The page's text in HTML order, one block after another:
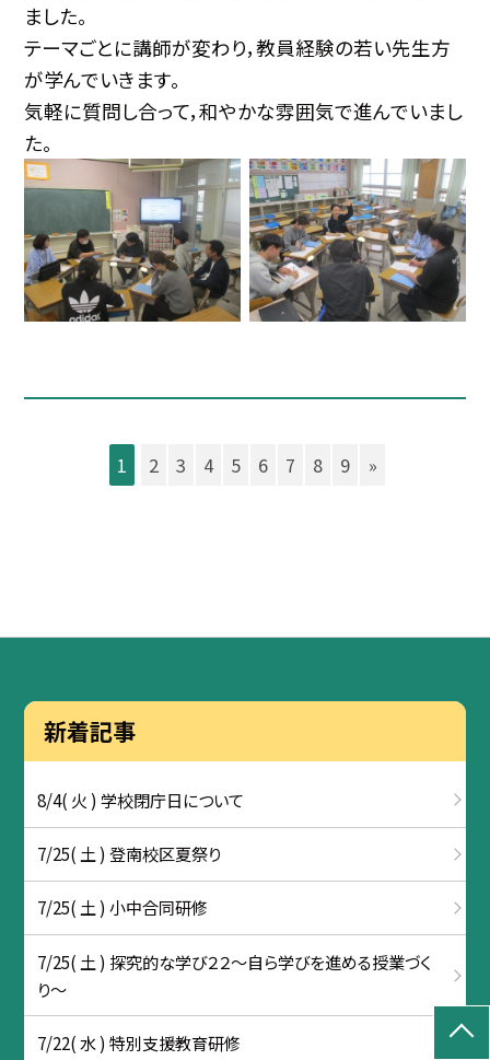
ました。
テーマごとに講師が変わり，教員経験の若い先生方
が学んでいきます。
気軽に質問し合って，和やかな雰囲気で進んでいまし
た。
1 2 3 4 5 6 7 8 9 »
新着記事
8/4( 火 ) 学校閉庁日について
7/25( 土 ) 登南校区夏祭り
7/25( 土 ) 小中合同研修
7/25( 土 ) 探究的な学び２２～自ら学びを進める授業づく
り～
7/22( 水 ) 特別支援教育研修